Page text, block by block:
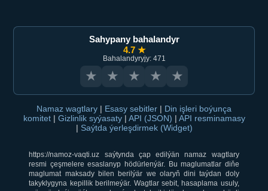
Sahypany bahalandyr
4.7 ★
Bahalandyryjy: 471
★ ★ ★ ★ ★
Namaz wagtlary | Esasy sebitler | Din işleri boýunça
komitet | Gizlinlik syýasaty | API (JSON) | API resminamasy
| Saýtda ýerleşdirmek (Widget)
https://namoz-vaqti.uz saýtynda çap edilýän namaz wagtlary
resmi çeşmelere esaslanyp hödürlenýär. Bu maglumatlar diňe
maglumat maksady bilen berilýär we olaryň dini taýdan doly
takyklygyna kepillik berilmeýär. Wagtlar sebit, hasaplama usuly,